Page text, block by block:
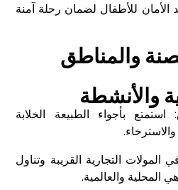
الأمان للأطفال لضمان رحلة آمنة
والمناطق
والأنشطة
: استمتع بأجواء الطبيعة الخلابة
المولات التجارية القريبة وتناول
المحلية والعالمية.